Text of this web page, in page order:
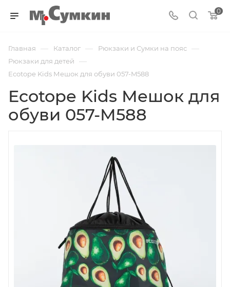
0
Главная — Каталог — Рюкзаки и Сумки на пояс —
Рюкзаки для детей —
Ecotope Kids Мешок для обуви 057-M588
Ecotope Kids Мешок для
обуви 057-M588